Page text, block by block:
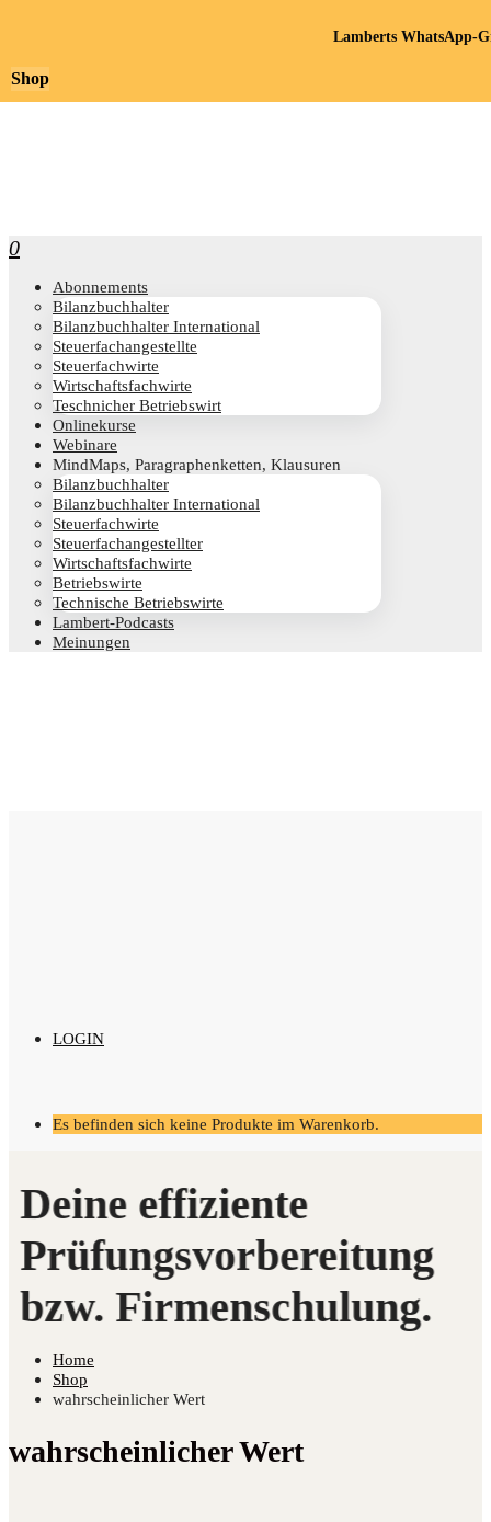
0
Abon­ne­ments
Bilanz­buch­hal­ter
Bilanz­buch­hal­ter International
Steu­er­fach­an­ge­stell­te
Steu­er­fach­wir­te
Wirt­schafts­fach­wir­te
Teschni­cher Betriebswirt
Online­kur­se
Web­i­na­re
Mind­Maps, Para­gra­phen­ket­ten, Klausuren
Bilanz­buch­hal­ter
Bilanz­buch­hal­ter International
Steu­er­fach­wir­te
Steu­er­fach­an­ge­stell­ter
Wirt­schafts­fach­wir­te
Betriebs­wir­te
Tech­ni­sche Betriebswirte
Lam­­bert-Pod­­casts
Mei­nun­gen
LOGIN
Es befinden sich keine Produkte im Warenkorb.
Home
Shop
wahrscheinlicher Wert
wahrscheinlicher Wert
Shop
Lamberts WhatsApp-